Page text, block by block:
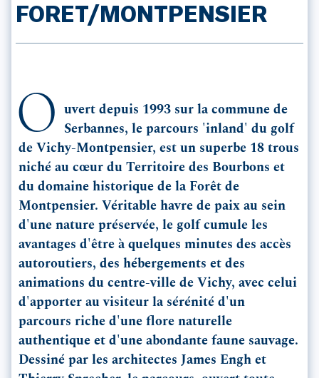
FORET/MONTPENSIER
O
uvert depuis 1993 sur la commune de
Serbannes, le parcours 'inland' du golf
de Vichy-Montpensier, est un superbe 18 trous
niché au cœur du Territoire des Bourbons et
du domaine historique de la Forêt de
Montpensier. Véritable havre de paix au sein
d'une nature préservée, le golf cumule les
avantages d'être à quelques minutes des accès
autoroutiers, des hébergements et des
animations du centre-ville de Vichy, avec celui
d'apporter au visiteur la sérénité d'un
parcours riche d'une flore naturelle
authentique et d'une abondante faune sauvage.
Dessiné par les architectes James Engh et